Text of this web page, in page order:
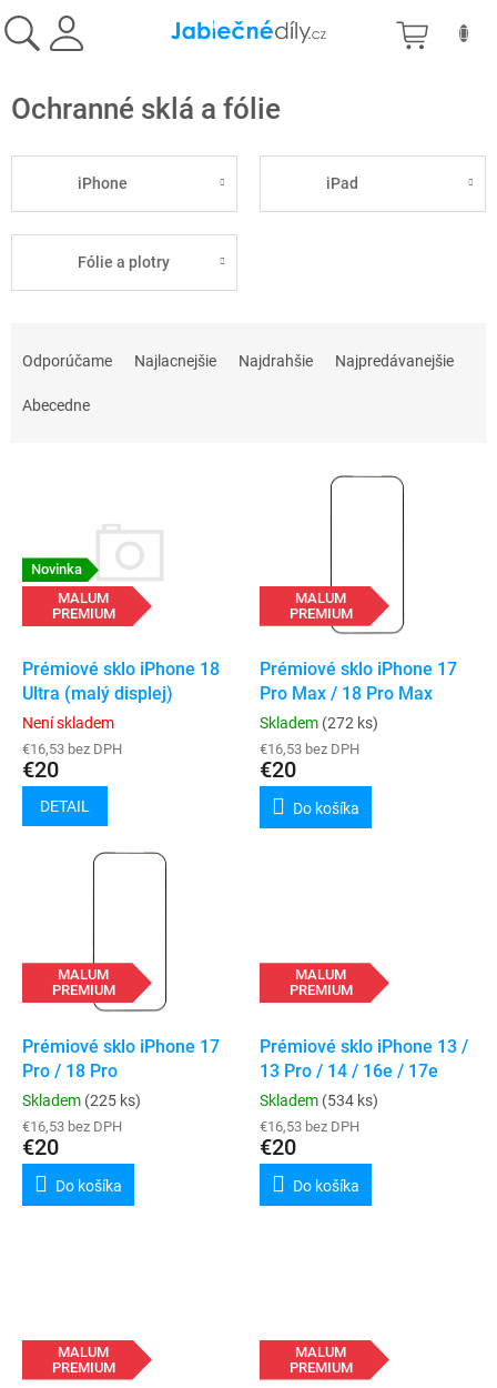
na
obsah
Ochranné sklá a fólie
iPhone iPad
Fólie a plotry
Odporúčame Najlacnejšie Najdrahšie Najpredávanejšie
Abecedne
Novinka
MALUM
PREMIUM
Prémiové sklo iPhone 18
Ultra (malý displej)
Není skladem
€16,53 bez DPH
€20
DETAIL
MALUM
PREMIUM
Prémiové sklo iPhone 17
Pro Max / 18 Pro Max
Skladem (272 ks)
€16,53 bez DPH
€20
Do košíka
MALUM
PREMIUM
Prémiové sklo iPhone 17
Pro / 18 Pro
Skladem (225 ks)
€16,53 bez DPH
€20
Do košíka
MALUM
PREMIUM
Prémiové sklo iPhone 13 /
13 Pro / 14 / 16e / 17e
Skladem (534 ks)
€16,53 bez DPH
€20
Do košíka
MALUM
PREMIUM
MALUM
PREMIUM